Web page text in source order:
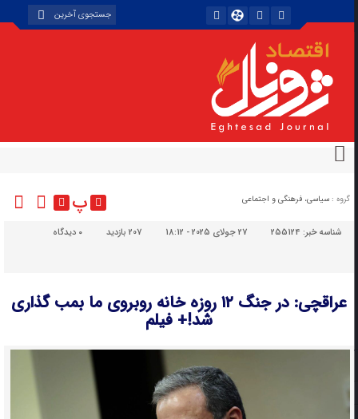
گروه : سیاسی، فرهنگی و اجتماعی پ
شناسه خبر:255124 27 جولای 2025 - 18:12 207 بازدید دیدگاه
عراقچی: در جنگ ۱۲ روزه خانه روبروی ما بمب گذاری
شد!+ فیلم